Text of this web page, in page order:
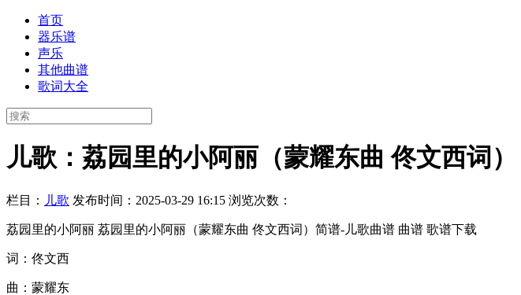
首页
器乐谱
声乐
其他曲谱
歌词大全
儿歌：荔园里的小阿丽（蒙耀东曲 佟文西词）
栏目： 儿歌 发布时间：2025-03-29 16:15 浏览次数：
荔园里的小阿丽 荔园里的小阿丽（蒙耀东曲 佟文西词）简谱-儿歌曲谱 曲谱 歌谱下载
词：佟文西
曲：蒙耀东